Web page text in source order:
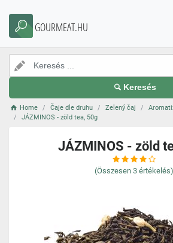
GOURMEAT.HU
Keresés
Home Čaje dle druhu Zelený čaj
JÁZMINOS - zöld tea, 50g
JÁZMINOS - zöld
(Összesen 3 értékelés)